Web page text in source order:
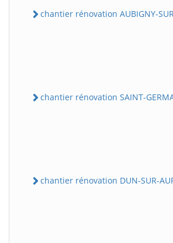
chantier rénovation AUBIGNY-
chantier rénovation SAINT-
chantier rénovation DUN-SUR-